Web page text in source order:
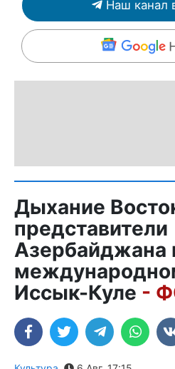
Наш канал
Дыхание
представители
Азербайджана
Иссык-Куле -